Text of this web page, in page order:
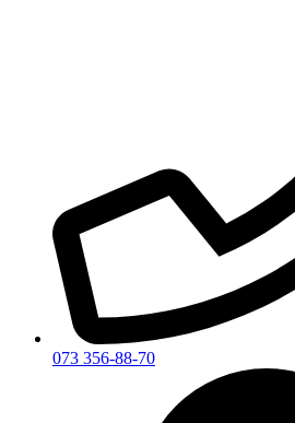
073 356-88-70